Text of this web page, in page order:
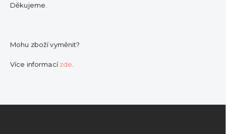
Děkujeme.
Mohu zboží vyměnit?
Více informacízde